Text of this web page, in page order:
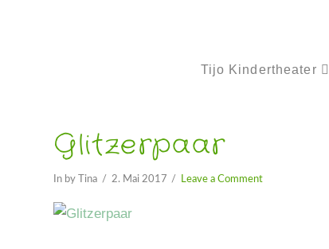
Tijo Kindertheater
Glitzerpaar
In by Tina 2. Mai 2017 Leave a Comment